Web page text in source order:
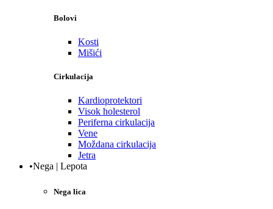
Bolovi
Kosti
Mišići
Cirkulacija
Kardioprotektori
Visok holesterol
Periferna cirkulacija
Vene
Moždana cirkulacija
Jetra
•Nega | Lepota
Nega lica